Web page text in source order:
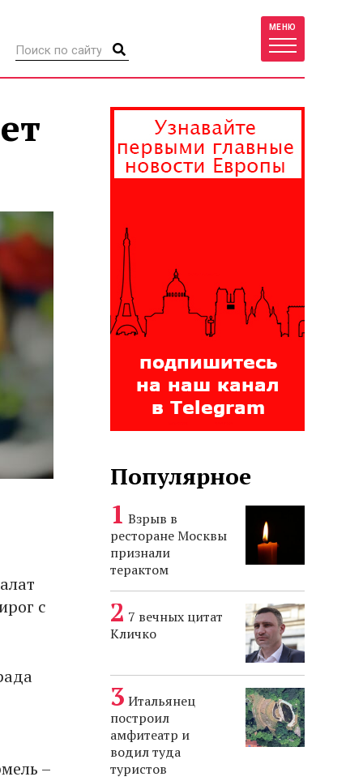
МЕНЮ
с
–
Популярное
Взрыв в
ресторане Москвы
признали
терактом
7 вечных цитат
Кличко
Итальянец
построил
амфитеатр и
водил туда
туристов